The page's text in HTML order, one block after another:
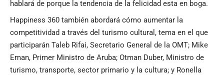
hablará de porque la tendencia de la felicidad esta en boga.
Happiness 360 también abordará cómo aumentar la
competitividad a través del turismo cultural, tema en el que
participarán Taleb Rifai, Secretario General de la OMT; Mike
Eman, Primer Ministro de Aruba; Otman Duber, Ministro de
turismo, transporte, sector primario y la cultura; y Ronella